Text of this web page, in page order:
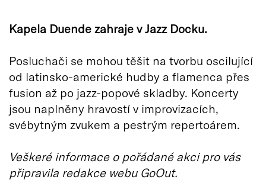
Kapela Duende zahraje v Jazz Docku.
Posluchači se mohou těšit na tvorbu oscilující
od latinsko-americké hudby a flamenca přes
fusion až po jazz-popové skladby. Koncerty
jsou naplněny hravostí v improvizacích,
svébytným zvukem a pestrým repertoárem.
Veškeré informace o pořádané akci pro vás
připravila redakce webu GoOut.